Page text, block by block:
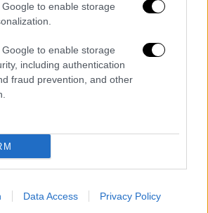
to enable storage
to enable storage
including authentication
fraud prevention, and other
Data Access Privacy Policy